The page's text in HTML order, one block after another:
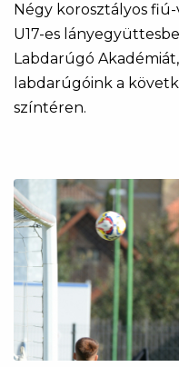
Négy korosztályos
U17-es
Labdarúgó
labdarúgóink a
színtéren.